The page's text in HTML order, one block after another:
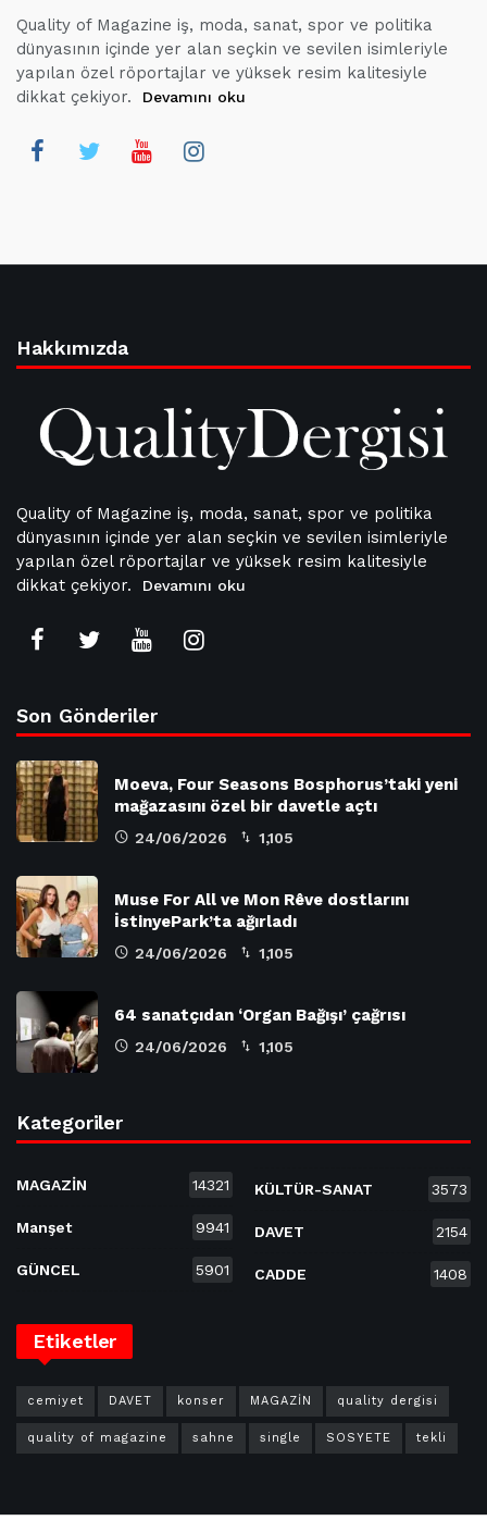
Quality of Magazine iş, moda, sanat, spor ve politika
dünyasının içinde yer alan seçkin ve sevilen isimleriyle
yapılan özel röportajlar ve yüksek resim kalitesiyle
dikkat çekiyor.
Devamını oku
Hakkımızda
Quality of Magazine iş, moda, sanat, spor ve politika
dünyasının içinde yer alan seçkin ve sevilen isimleriyle
yapılan özel röportajlar ve yüksek resim kalitesiyle
dikkat çekiyor.
Devamını oku
Son Gönderiler
Moeva, Four Seasons Bosphorus’taki yeni
mağazasını özel bir davetle açtı
24/06/2026 1,105
Muse For All ve Mon Rêve dostlarını
İstinyePark’ta ağırladı
24/06/2026 1,105
64 sanatçıdan ‘Organ Bağışı’ çağrısı
24/06/2026 1,105
Kategoriler
MAGAZİN 14321
Manşet 9941
GÜNCEL 5901
KÜLTÜR-SANAT 3573
DAVET 2154
CADDE 1408
Etiketler
cemiyet DAVET konser MAGAZİN quality dergisi
quality of magazine sahne single SOSYETE tekli